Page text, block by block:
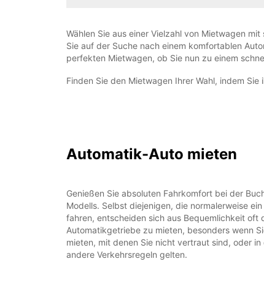
Wählen Sie aus einer Vielzahl von Mietwagen
Sie auf der Suche nach einem komfortablen
perfekten Mietwagen, ob Sie nun zu einem
Finden Sie den Mietwagen Ihrer Wahl, indem
Automatik-Auto mieten
Genießen Sie absoluten Fahrkomfort bei der
Modells. Selbst diejenigen, die normalerweise
fahren, entscheiden sich aus Bequemlichkeit oft
Automatikgetriebe zu mieten, besonders wenn
mieten, mit denen Sie nicht vertraut sind, oder
andere Verkehrsregeln gelten.